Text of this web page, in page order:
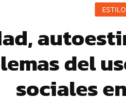
del
sociales